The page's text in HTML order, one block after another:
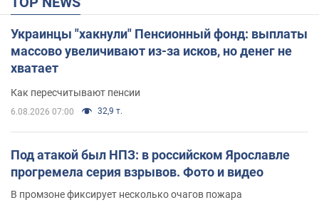
Украинцы "хакнули" Пенсионный фонд: выплаты
массово увеличивают из-за исков, но денег не
хватает
Как пересчитывают пенсии
6.08.2026 07:00 32,9 т.
Под атакой был НПЗ: в российском Ярославле
прогремела серия взрывов. Фото и видео
В промзоне фиксирует несколько очагов пожара